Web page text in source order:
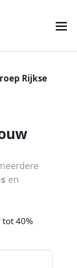
Rijkse
en
tot 40%